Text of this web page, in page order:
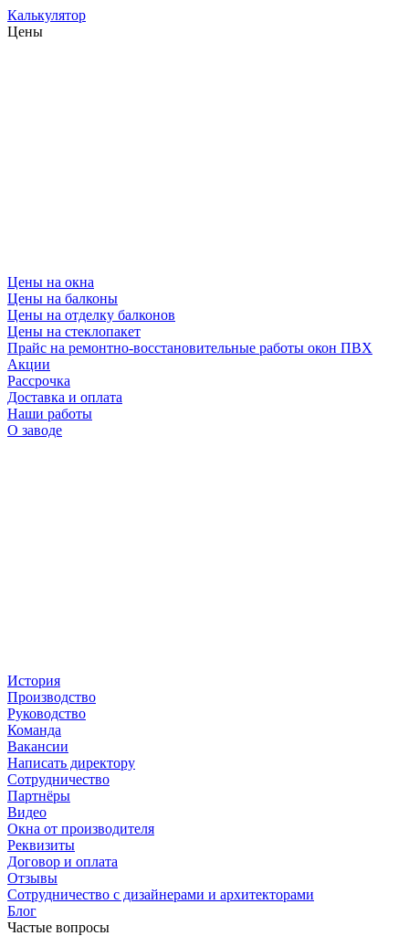
Калькулятор
Цены
Цены на окна
Цены на балконы
Цены на отделку балконов
Цены на стеклопакет
Прайс на ремонтно-восстановительные работы окон ПВХ
Акции
Рассрочка
Доставка и оплата
Наши работы
О заводе
История
Производство
Руководство
Команда
Вакансии
Написать директору
Сотрудничество
Партнёры
Видео
Окна от производителя
Реквизиты
Договор и оплата
Отзывы
Сотрудничество с дизайнерами и архитекторами
Блог
Частые вопросы